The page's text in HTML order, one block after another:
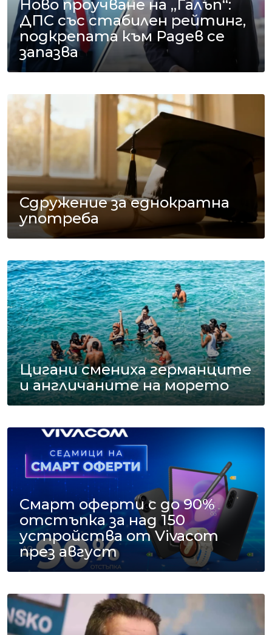
Ново проучване на „Галъп“:
ДПС със стабилен рейтинг,
подкрепата към Радев се
запазва
Сдружение за еднократна
употреба
Цигани смениха германците
и англичаните на морето
Смарт оферти с до 90%
отстъпка за над 150
устройства от Vivacom
през август